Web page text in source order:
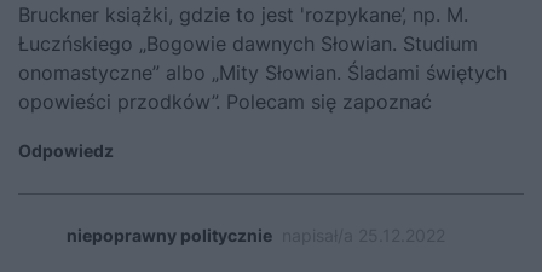
Bruckner książki, gdzie to jest 'rozpykane’, np. M.
Łuczńskiego „Bogowie dawnych Słowian. Studium
onomastyczne” albo „Mity Słowian. Śladami świętych
opowieści przodków”. Polecam się zapoznać
Odpowiedz
niepoprawny politycznie